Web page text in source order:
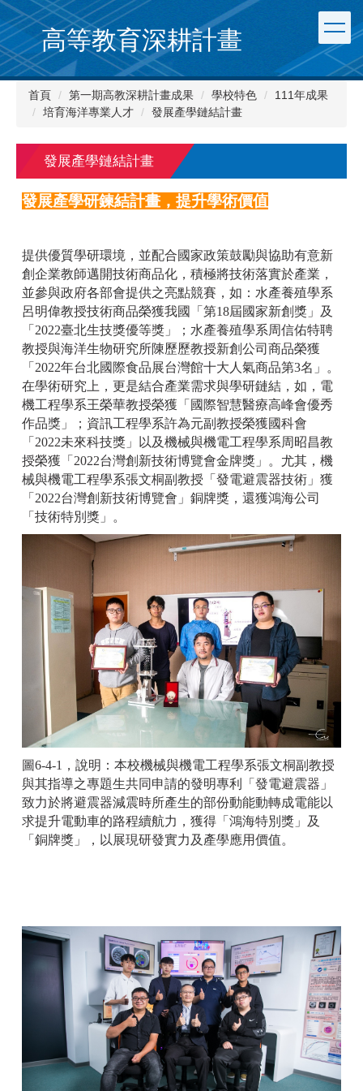
跳
到
主
要
內
高等教育深耕計畫
首頁 第一期高教深耕計畫成果 學校特色
111年成果
培育海洋專業人才
發展產學鏈結計畫
發展產學鏈結計畫
發展產學研鍊結計畫，提升學術價值
提供優質學研環境，並配合國家政策鼓勵與協助有意新
創企業教師邁開技術商品化，積極將技術落實於產業，
並參與政府各部會提供之亮點競賽，如：水產養殖學系
呂明偉教授技術商品榮獲我國「第18屆國家新創獎」及
「2022臺北生技獎優等獎」；水產養殖學系周信佑特聘
教授與海洋生物研究所陳歷歷教授新創公司商品榮獲
「2022年台北國際食品展台灣館十大人氣商品第3名」。
在學術研究上，更是結合產業需求與學研鏈結，如，電
機工程學系王榮華教授榮獲「國際智慧醫療高峰會優秀
作品獎」；資訊工程學系許為元副教授榮獲國科會
「2022未來科技獎」以及機械與機電工程學系周昭昌教
授榮獲「2022台灣創新技術博覽會金牌獎」。尤其，機
械與機電工程學系張文桐副教授「發電避震器技術」獲
「2022台灣創新技術博覽會」銅牌獎，還獲鴻海公司
「技術特別獎」。
圖6-4-1，說明：本校機械與機電工程學系張文桐副教授
與其指導之專題生共同申請的發明專利「發電避震器」
致力於將避震器減震時所產生的部份動能動轉成電能以
求提升電動車的路程續航力，獲得「鴻海特別獎」及
「銅牌獎」，以展現研發實力及產學應用價值。